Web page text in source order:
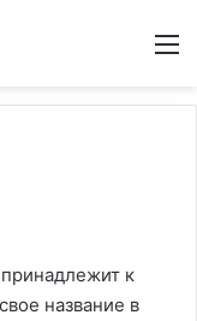
к
название в